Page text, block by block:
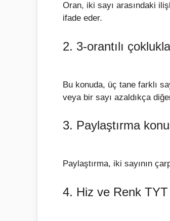
Oran, iki sayı arasındaki
ifade eder.
2. 3-orantılı
Bu konuda, üç tane farklı
veya bir sayı azaldıkça
3. Paylaştırma
Paylaştırma, iki sayının
4. Hiz ve Renk